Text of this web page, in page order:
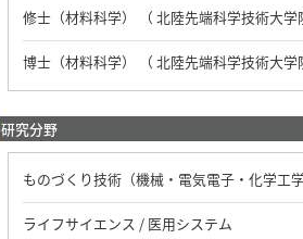
修士（材料科学） （ 北陸先端科学技術大学
博士（材料科学） （ 北陸先端科学技術大学
研究分野
ものづくり技術（機械・電気電子・化学工
ライフサイエンス / 医用システム